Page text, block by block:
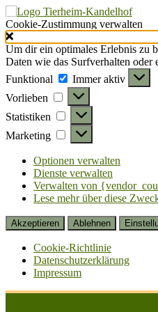
Cookie-Zustimmung verwalten
Um dir ein optimales Erlebnis zu
Daten wie das Surfverhalten oder
Funktional
Funktional
Immer aktiv
Vorlieben
Vorlieben
Statistiken Statistiken
Marketing Marketing
Optionen verwalten
Dienste verwalten
Verwalten von
Lese mehr über diese
Akzeptieren Ablehnen
Cookie-Richtlinie
Datenschutzerklärung
Impressum
Zum